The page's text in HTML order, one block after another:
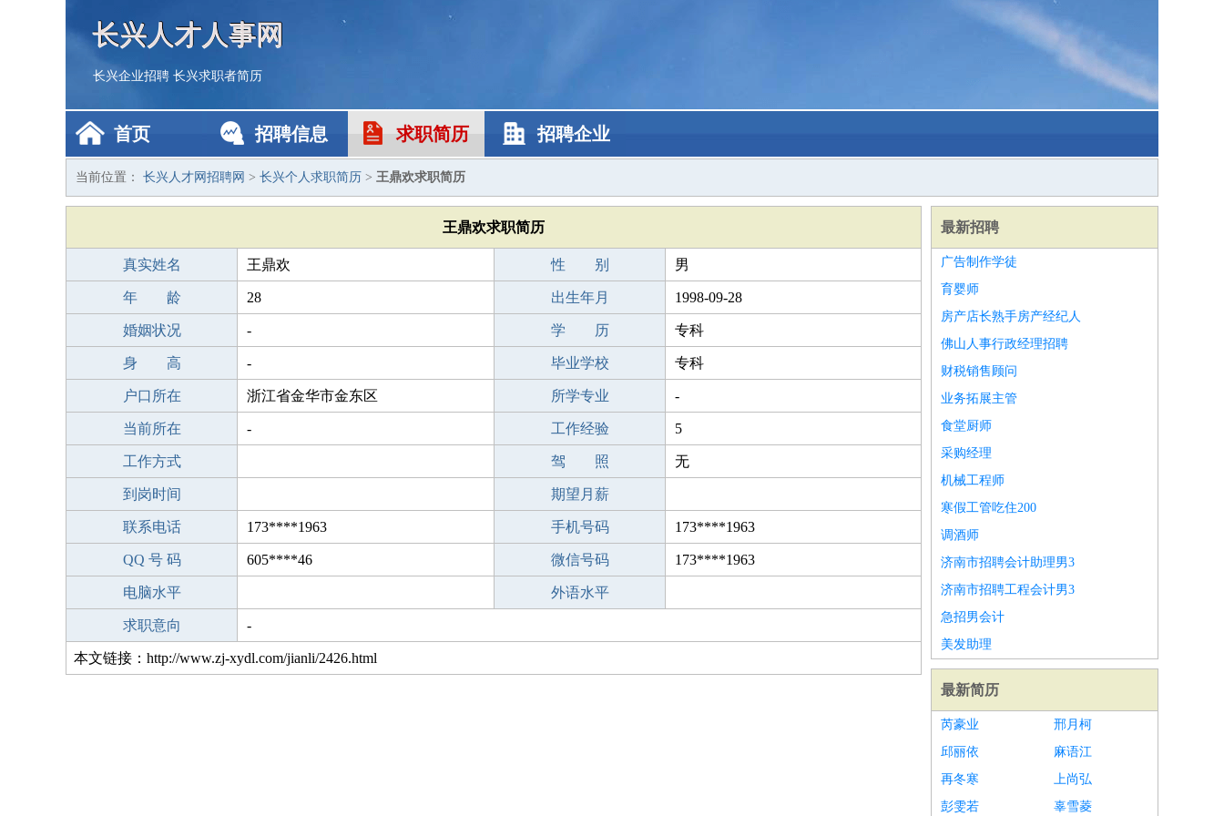
长兴人才人事网
长兴企业招聘 长兴求职者简历
首页 招聘信息 求职简历 招聘企业
当前位置： 长兴人才网招聘网 > 长兴个人求职简历 > 王鼎欢求职简历
王鼎欢求职简历
真实姓名 王鼎欢 性 别 男
年 龄 28 出生年月 1998-09-28
婚姻状况 - 学 历 专科
身 高 - 毕业学校 专科
户口所在 浙江省金华市金东区 所学专业 -
当前所在 - 工作经验 5
工作方式 驾 照 无
到岗时间 期望月薪
联系电话 173****1963 手机号码 173****1963
QQ 号 码 605****46 微信号码 173****1963
电脑水平 外语水平
求职意向 -
本文链接：http://www.zj-xydl.com/jianli/2426.html
最新招聘
广告制作学徒
育婴师
房产店长熟手房产经纪人
佛山人事行政经理招聘
财税销售顾问
业务拓展主管
食堂厨师
采购经理
机械工程师
寒假工管吃住200
调酒师
济南市招聘会计助理男3
济南市招聘工程会计男3
急招男会计
美发助理
最新简历
芮豪业
邢月柯
邱丽依
麻语江
再冬寒
上尚弘
彭雯若
辜雪菱